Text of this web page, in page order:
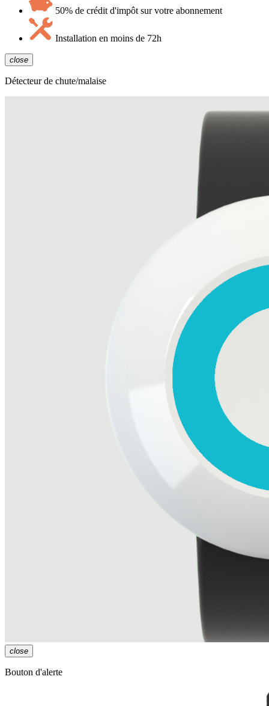
50% de crédit d'impôt sur votre abonnement
Installation en moins de 72h
close
Détecteur de chute/malaise
close
Bouton d'alerte